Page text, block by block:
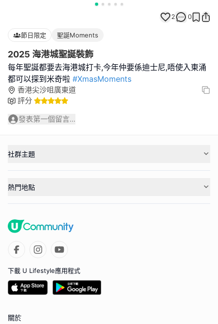
2 0
節日限定 聖誕Moments
2025 海港城聖誕裝飾
每年聖誕都要去海港城打卡,今年仲要係迪士尼,唔使入東涌
都可以探到米奇啦 #XmasMoments
香港尖沙咀廣東道
評分
發表第一個留言...
社群主題
熱門地點
下載 U Lifestyle應用程式
關於